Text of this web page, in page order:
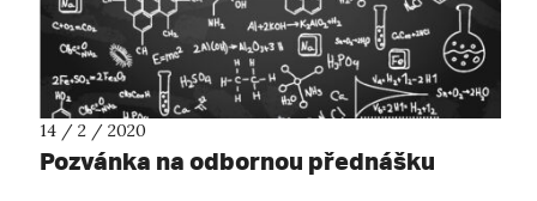
14 / 2 / 2020
Pozvánka na odbornou přednášku